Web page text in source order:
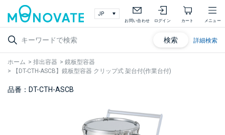
お問い合わせ ログイン カート メニュー
検索 詳細検索
ホーム > 排出容器 > 鏡板型容器
>
【DT-CTH-ASCB】鏡板型容器 クリップ式 架台付(作業台付)
品番：DT-CTH-ASCB